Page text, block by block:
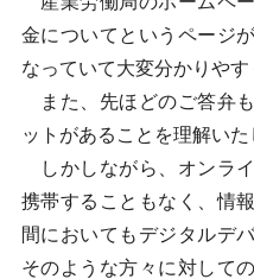
金についてというページ
なっていて大変分かりやす
また、先ほどのご答弁
ットがあることを理解いた
しかしながら、オンラ
携帯することもなく、情
間においてもデジタルデ
そのような方々に対して